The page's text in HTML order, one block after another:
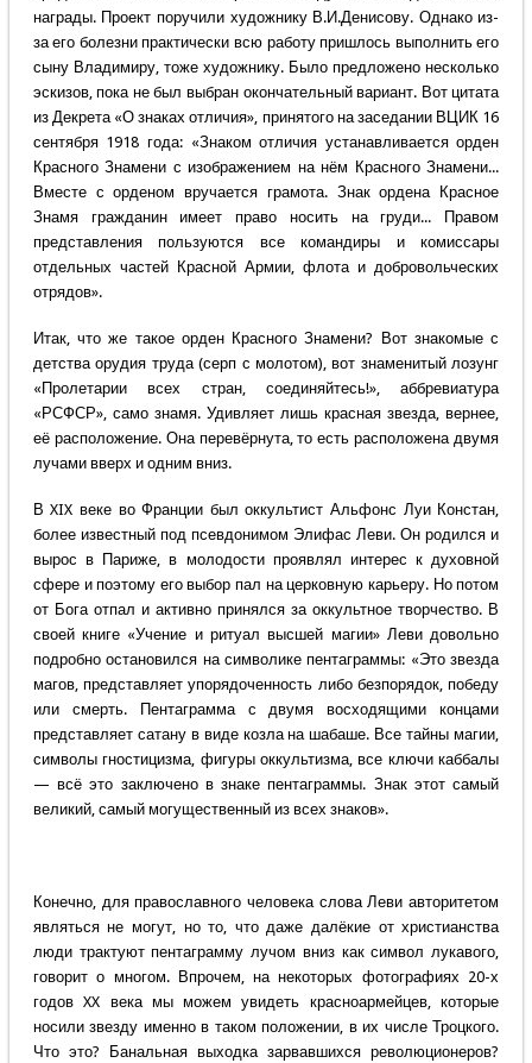
награды. Проект поручили художнику В.И.Денисову. Однако из-
за его болезни практически всю работу пришлось выполнить его
сыну Владимиру, тоже художнику. Было предложено несколько
эскизов, пока не был выбран окончательный вариант. Вот цитата
из Декрета «О знаках отличия», принятого на заседании ВЦИК 16
сентября 1918 года: «Знаком отличия устанавливается орден
Красного Знамени с изображением на нём Красного Знамени...
Вместе с орденом вручается грамота. Знак ордена Красное
Знамя гражданин имеет право носить на груди... Правом
представления пользуются все командиры и комиссары
отдельных частей Красной Армии, флота и добровольческих
отрядов».
Итак, что же такое орден Красного Знамени? Вот знакомые с
детства орудия труда (серп с молотом), вот знаменитый лозунг
«Пролетарии всех стран, соединяйтесь!», аббревиатура
«РСФСР», само знамя. Удивляет лишь красная звезда, вернее,
её расположение. Она перевёрнута, то есть расположена двумя
лучами вверх и одним вниз.
В XIX веке во Франции был оккультист Альфонс Луи Констан,
более известный под псевдонимом Элифас Леви. Он родился и
вырос в Париже, в молодости проявлял интерес к духовной
сфере и поэтому его выбор пал на церковную карьеру. Но потом
от Бога отпал и активно принялся за оккультное творчество. В
своей книге «Учение и ритуал высшей магии» Леви довольно
подробно остановился на символике пентаграммы: «Это звезда
магов, представляет упорядоченность либо безпорядок, победу
или смерть. Пентаграмма с двумя восходящими концами
представляет сатану в виде козла на шабаше. Все тайны магии,
символы гностицизма, фигуры оккультизма, все ключи каббалы
— всё это заключено в знаке пентаграммы. Знак этот самый
великий, самый могущественный из всех знаков».
Конечно, для православного человека слова Леви авторитетом
являться не могут, но то, что даже далёкие от христианства
люди трактуют пентаграмму лучом вниз как символ лукавого,
говорит о многом. Впрочем, на некоторых фотографиях 20-х
годов XX века мы можем увидеть красноармейцев, которые
носили звезду именно в таком положении, в их числе Троцкого.
Что это? Банальная выходка зарвавшихся революционеров?